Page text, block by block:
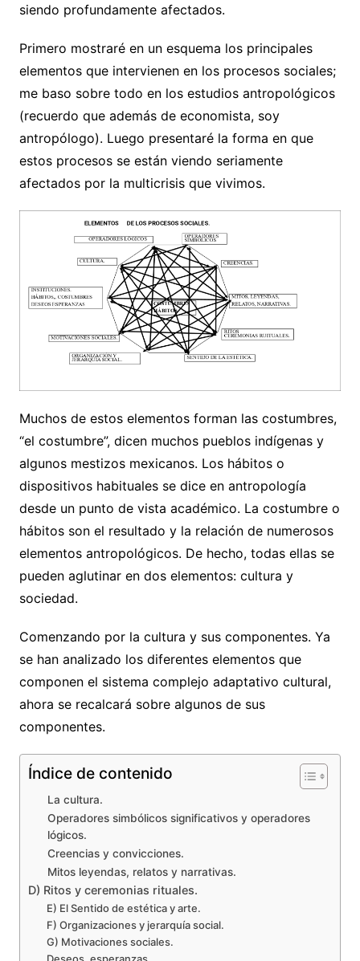
siendo profundamente afectados.
Primero mostraré en un esquema los principales
elementos que intervienen en los procesos sociales;
me baso sobre todo en los estudios antropológicos
(recuerdo que además de economista, soy
antropólogo). Luego presentaré la forma en que
estos procesos se están viendo seriamente
afectados por la multicrisis que vivimos.
Muchos de estos elementos forman las costumbres,
“el costumbre”, dicen muchos pueblos indígenas y
algunos mestizos mexicanos. Los hábitos o
dispositivos habituales se dice en antropología
desde un punto de vista académico. La costumbre o
hábitos son el resultado y la relación de numerosos
elementos antropológicos. De hecho, todas ellas se
pueden aglutinar en dos elementos: cultura y
sociedad.
Comenzando por la cultura y sus componentes. Ya
se han analizado los diferentes elementos que
componen el sistema complejo adaptativo cultural,
ahora se recalcará sobre algunos de sus
componentes.
Índice de contenido
La cultura.
Operadores simbólicos significativos y operadores
lógicos.
Creencias y convicciones.
Mitos leyendas, relatos y narrativas.
D) Ritos y ceremonias rituales.
E) El Sentido de estética y arte.
F) Organizaciones y jerarquía social.
G) Motivaciones sociales.
Deseos, esperanzas.